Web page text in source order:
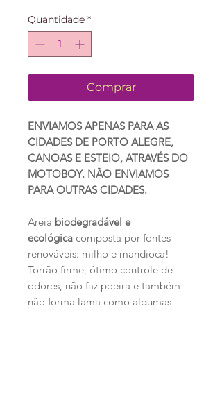
Quantidade *
Comprar
ENVIAMOS APENAS PARA AS
CIDADES DE PORTO ALEGRE,
CANOAS E ESTEIO, ATRAVÉS DO
MOTOBOY. NÃO ENVIAMOS
PARA OUTRAS CIDADES.
Areia biodegradável e
ecológica composta por fontes
renováveis: milho e mandioca!
Torrão firme, ótimo controle de
odores, não faz poeira e também
não forma lama como algumas